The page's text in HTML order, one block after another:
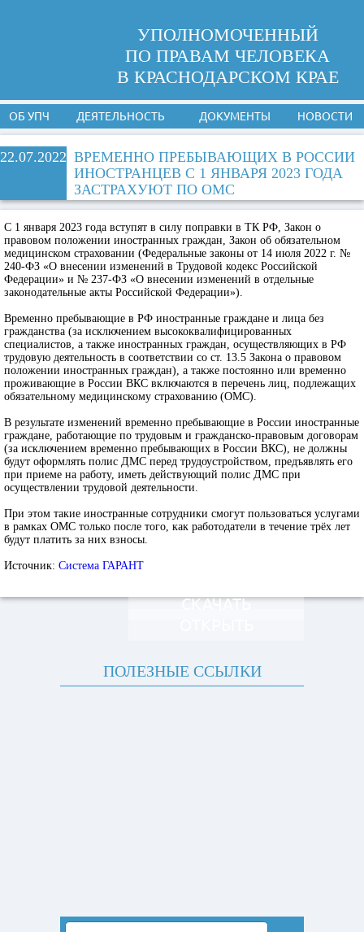
УПОЛНОМОЧЕННЫЙ
ПО ПРАВАМ ЧЕЛОВЕКА
В КРАСНОДАРСКОМ КРАЕ
ОБ УПЧ ДЕЯТЕЛЬНОСТЬ ДОКУМЕНТЫ НОВОСТИ
22.07.2022 ВРЕМЕННО ПРЕБЫВАЮЩИХ В РОССИИ
ИНОСТРАНЦЕВ С 1 ЯНВАРЯ 2023 ГОДА
ЗАСТРАХУЮТ ПО ОМС
С 1 января 2023 года вступят в силу поправки в ТК РФ, Закон о
правовом положении иностранных граждан, Закон об обязательном
медицинском страховании (Федеральные законы от 14 июля 2022 г. №
240-ФЗ «О внесении изменений в Трудовой кодекс Российской
Федерации» и № 237-ФЗ «О внесении изменений в отдельные
законодательные акты Российской Федерации»).
Временно пребывающие в РФ иностранные граждане и лица без
гражданства (за исключением высококвалифицированных
специалистов, а также иностранных граждан, осуществляющих в РФ
трудовую деятельность в соответствии со ст. 13.5 Закона о правовом
положении иностранных граждан), а также постоянно или временно
проживающие в России ВКС включаются в перечень лиц, подлежащих
обязательному медицинскому страхованию (ОМС).
В результате изменений временно пребывающие в России иностранные
граждане, работающие по трудовым и гражданско-правовым договорам
(за исключением временно пребывающих в России ВКС), не должны
будут оформлять полис ДМС перед трудоустройством, предъявлять его
при приеме на работу, иметь действующий полис ДМС при
осуществлении трудовой деятельности.
При этом такие иностранные сотрудники смогут пользоваться услугами
в рамках ОМС только после того, как работодатели в течение трёх лет
будут платить за них взносы.
Источник: Система ГАРАНТ
СКАЧАТЬ
ПОЛЕЗНЫЕ ССЫЛКИ